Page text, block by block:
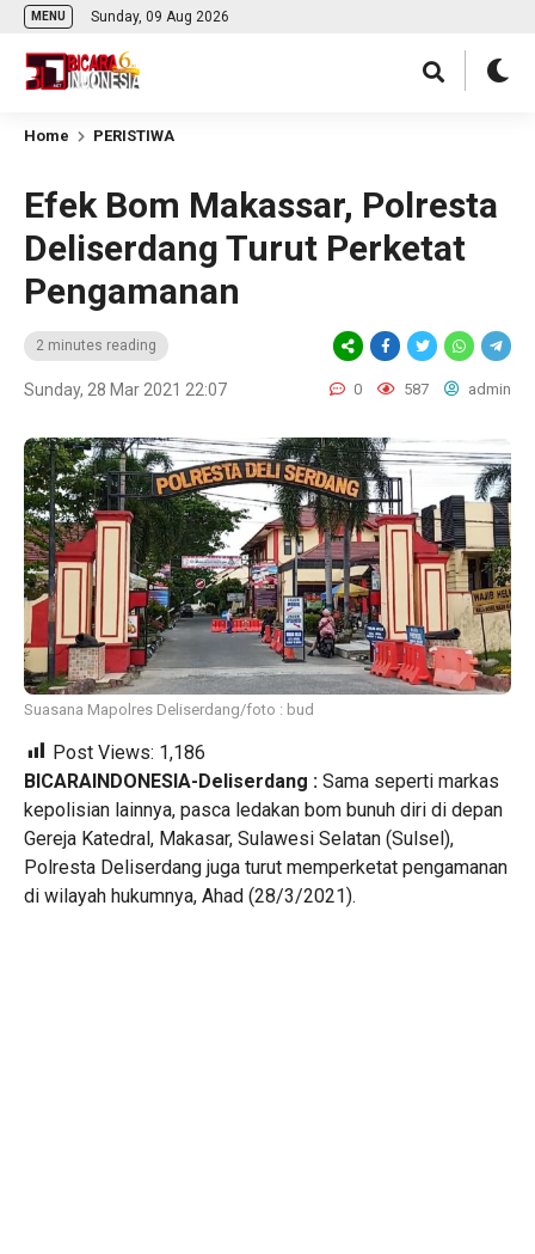
MENU Sunday, 09 Aug 2026
Home PERISTIWA
Efek Bom Makassar, Polresta
Deliserdang Turut Perketat
Pengamanan
2 minutes reading
Sunday, 28 Mar 2021 22:07 0 587 admin
Suasana Mapolres Deliserdang/foto : bud
Post Views: 1,186
BICARAINDONESIA-Deliserdang : Sama seperti markas
kepolisian lainnya, pasca ledakan bom bunuh diri di depan
Gereja Katedral, Makasar, Sulawesi Selatan (Sulsel),
Polresta Deliserdang juga turut memperketat pengamanan
di wilayah hukumnya, Ahad (28/3/2021).